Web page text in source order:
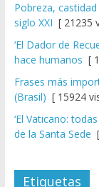
Pobreza,
siglo XXI [ 21235
‘El Dador de
hace humanos [
Frases más
(Brasil) [ 15924
‘El Vaticano:
de la Santa Sede
Etiquetas